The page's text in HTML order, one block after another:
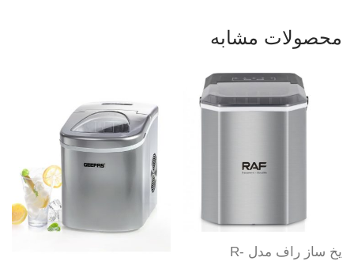
محصولات مشابه
یخ ساز راف مدل R-